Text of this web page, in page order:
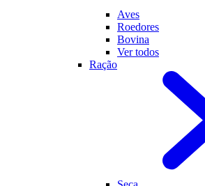
Aves
Roedores
Bovina
Ver todos
Ração